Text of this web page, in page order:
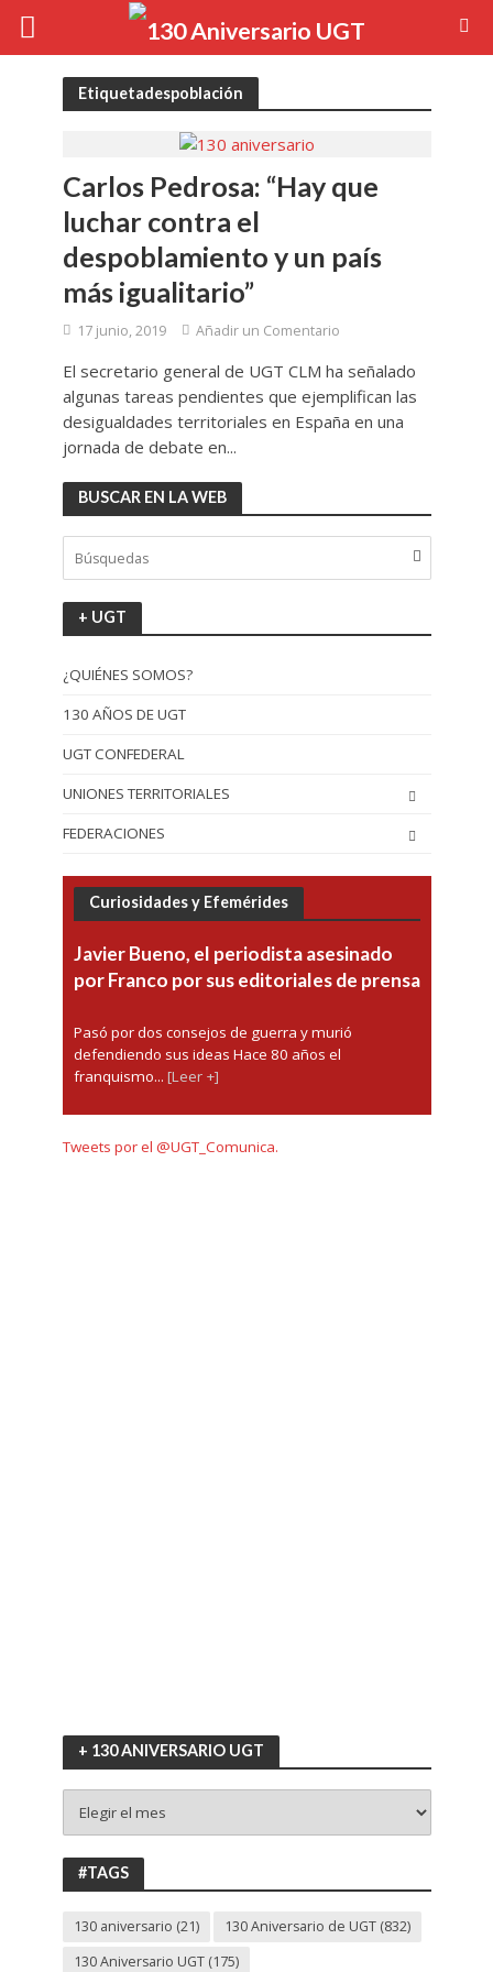
Etiquetadespoblación
Carlos Pedrosa: “Hay que
luchar contra el
despoblamiento y un país
más igualitario”
17 junio, 2019 Añadir un Comentario
El secretario general de UGT CLM ha señalado
algunas tareas pendientes que ejemplifican las
desigualdades territoriales en España en una
jornada de debate en...
BUSCAR EN LA WEB
+ UGT
¿QUIÉNES SOMOS?
130 AÑOS DE UGT
UGT CONFEDERAL
UNIONES TERRITORIALES
FEDERACIONES
Curiosidades y Efemérides
Javier Bueno, el periodista asesinado
por Franco por sus editoriales de prensa
Pasó por dos consejos de guerra y murió
defendiendo sus ideas Hace 80 años el
franquismo... [Leer +]
Tweets por el @UGT_Comunica.
+ 130 ANIVERSARIO UGT
130
ANIVERSARIO
UGT
#TAGS
130 aniversario (21) 130 Aniversario de UGT(832)
130 Aniversario UGT(175)